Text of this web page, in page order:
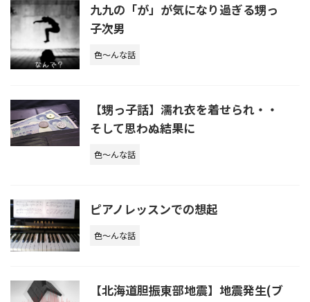
九九の「が」が気になり過ぎる甥っ
子次男
色～んな話
【甥っ子話】濡れ衣を着せられ・・
そして思わぬ結果に
色～んな話
ピアノレッスンでの想起
色～んな話
【北海道胆振東部地震】地震発生(ブ